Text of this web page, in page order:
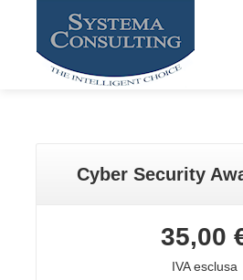
Cyber Security
35,00
IVA esclusa